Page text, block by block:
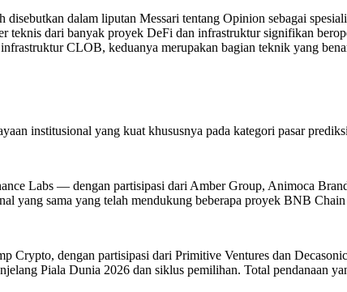
dalam liputan Messari tentang Opinion sebagai
dari banyak proyek DeFi dan infrastruktur signifikan
CLOB, keduanya merupakan bagian teknik yang
institusional yang kuat khususnya pada kategori pasar
Labs — dengan partisipasi dari Amber Group, Animoca
yang sama yang telah mendukung beberapa proyek BNB
Crypto, dengan partisipasi dari Primitive Ventures dan
Piala Dunia 2026 dan siklus pemilihan. Total pendanaan